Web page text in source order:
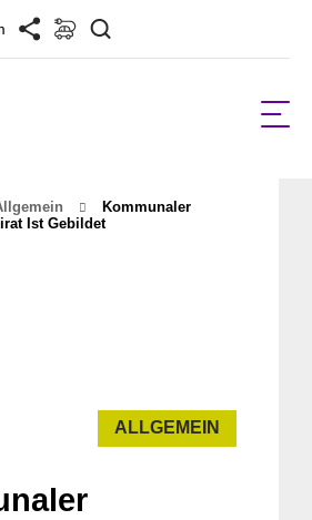
Kommunaler
Ist Gebildet
ALLGEMEIN